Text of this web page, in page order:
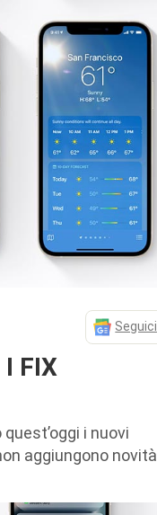
Seguici
FIX
i nuovi
aggiungono novità